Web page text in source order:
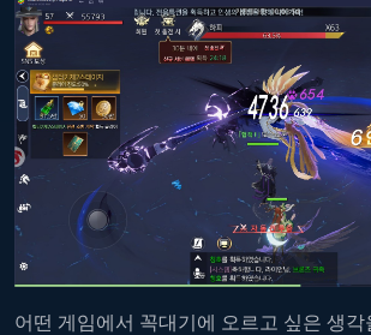
어떤 게임에서 꼭대기에 오르고 싶은 생각